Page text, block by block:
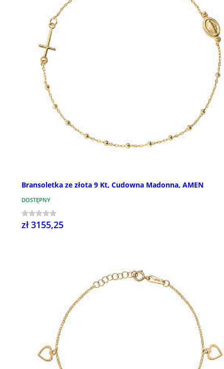
Bransoletka ze złota 9 Kt, Cudowna Madonna, AMEN
DOSTĘPNY
zł 3155,25